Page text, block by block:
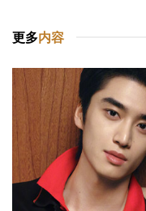
更多内容